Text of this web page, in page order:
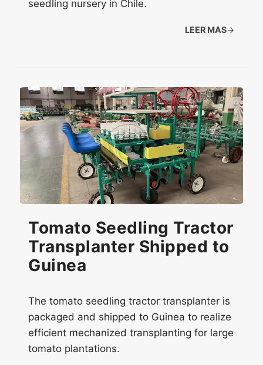
seedling nursery in Chile.
LEER MÁS
Tomato Seedling Tractor
Transplanter Shipped to
Guinea
The tomato seedling tractor transplanter is
packaged and shipped to Guinea to realize
efficient mechanized transplanting for large
tomato plantations.